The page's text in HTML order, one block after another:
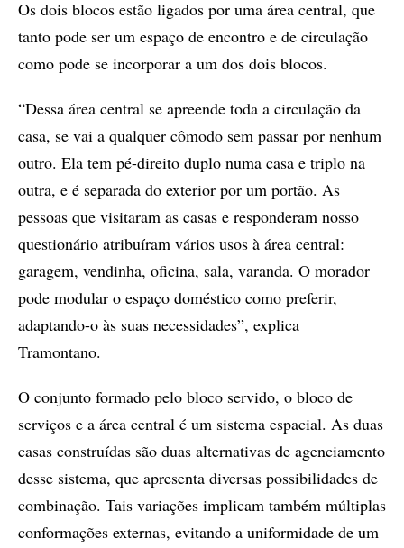
Os dois blocos estão ligados por uma área central, que
tanto pode ser um espaço de encontro e de circulação
como pode se incorporar a um dos dois blocos.
“Dessa área central se apreende toda a circulação da
casa, se vai a qualquer cômodo sem passar por nenhum
outro. Ela tem pé-direito duplo numa casa e triplo na
outra, e é separada do exterior por um portão. As
pessoas que visitaram as casas e responderam nosso
questionário atribuíram vários usos à área central:
garagem, vendinha, oficina, sala, varanda. O morador
pode modular o espaço doméstico como preferir,
adaptando-o às suas necessidades”, explica
Tramontano.
O conjunto formado pelo bloco servido, o bloco de
serviços e a área central é um sistema espacial. As duas
casas construídas são duas alternativas de agenciamento
desse sistema, que apresenta diversas possibilidades de
combinação. Tais variações implicam também múltiplas
conformações externas, evitando a uniformidade de um